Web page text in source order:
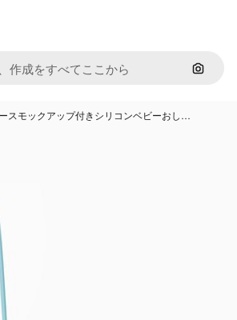
画像で
スモックアップ付きシリコンベビーおし…